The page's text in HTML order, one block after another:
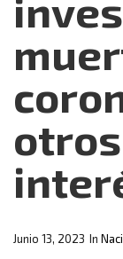
In
Junio 13, 2023